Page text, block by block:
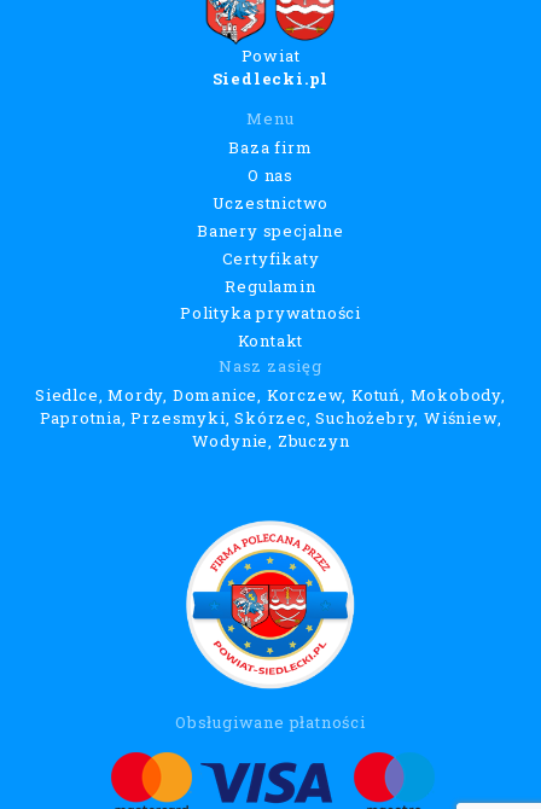
Powiat
Siedlecki.pl
Menu
Baza firm
O nas
Uczestnictwo
Banery specjalne
Certyfikaty
Regulamin
Polityka prywatności
Kontakt
Nasz zasięg
Siedlce, Mordy, Domanice, Korczew, Kotuń, Mokobody,
Paprotnia, Przesmyki, Skórzec, Suchożebry, Wiśniew,
Wodynie, Zbuczyn
Obsługiwane płatności